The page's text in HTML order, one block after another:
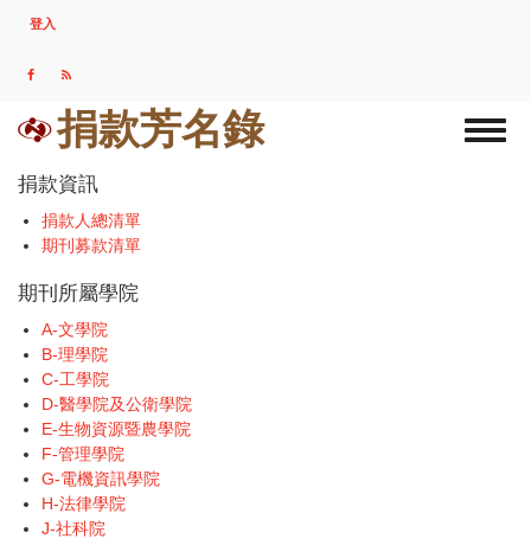
USER
MENU
登入
捐款芳名錄
捐款資訊
捐款人總清單
期刊募款清單
期刊所屬學院
A-文學院
B-理學院
C-工學院
D-醫學院及公衛學院
E-生物資源暨農學院
F-管理學院
G-電機資訊學院
H-法律學院
J-社科院